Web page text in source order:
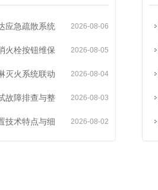
应急疏散系统 2026-08-06
火栓按钮维保 2026-08-05
灭火系统联动 2026-08-04
故障排查与整 2026-08-03
技术特点与细 2026-08-02